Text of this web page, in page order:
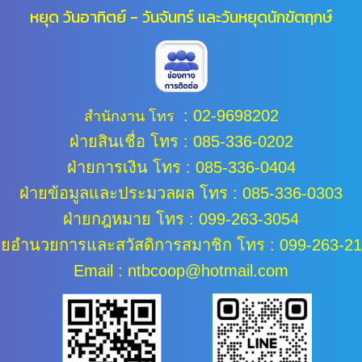
หยุด วันอาทิตย์ - วันจันทร์ และวันหยุดนักขัตฤกษ์
สำนักงาน โทร : 02-9698202
ฝ่ายสินเชื่อ โทร : 085-336-0202
ฝ่ายการเงิน โทร : 085-336-0404
ฝ่ายข้อมูลและประมวลผล โทร : 085-336-0303
ฝ่ายกฎหมาย โทร : 099-263-3054
อำนวยการและสวัสดิการสมาชิก โทร : 099-263-
Email : ntbcoop@hotmail.com